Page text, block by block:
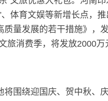
体育文娱等新增长点，
量发展的若干措施》，
旅消费季，将发放2000
将围绕迎国庆、贺中秋、